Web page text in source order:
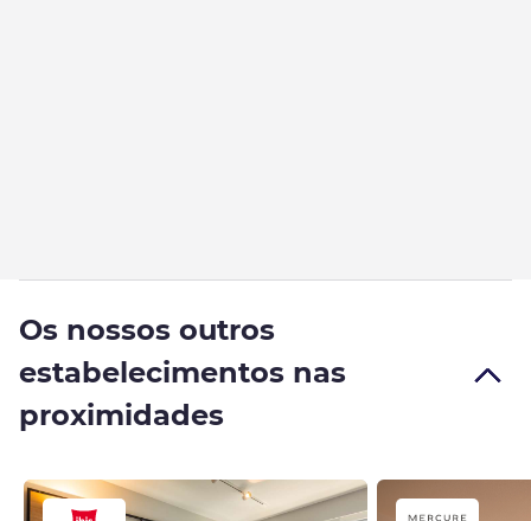
Os nossos outros
estabelecimentos nas
proximidades